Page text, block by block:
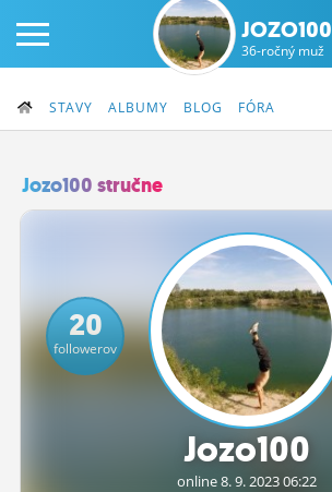
PRIHLÁS SA
ČINŽIAK
FÓRUM
STATUSY
JOZO100
36-ročný muž
STAVY ALBUMY BLOG FÓRA
Jozo100 stručne
Jozo100
online 8.9.2023 06:22
20
followerov